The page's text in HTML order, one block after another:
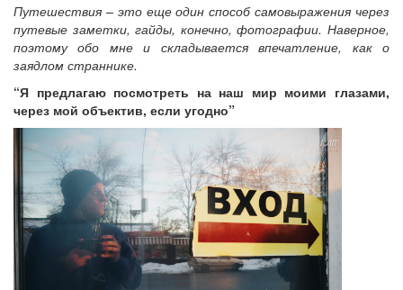
Путешествия – это еще один способ самовыражения через
путевые заметки, гайды, конечно, фотографии. Наверное,
поэтому обо мне и складывается впечатление, как о
заядлом страннике.
“Я предлагаю посмотреть на наш мир моими глазами,
через мой объектив, если угодно”